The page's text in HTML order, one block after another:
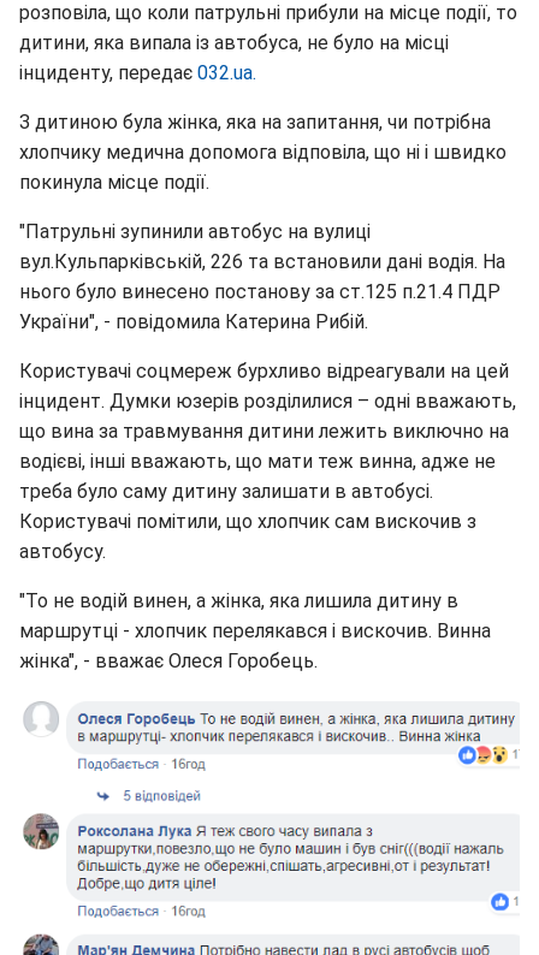
розповіла, що коли патрульні прибули на місце події, то
дитини, яка випала із автобуса, не було на місці
інциденту, передає 032.ua.
З дитиною була жінка, яка на запитання, чи потрібна
хлопчику медична допомога відповіла, що ні і швидко
покинула місце події.
"Патрульні зупинили автобус на вулиці
вул.Кульпарківській, 226 та встановили дані водія. На
нього було винесено постанову за ст.125 п.21.4 ПДР
України", - повідомила Катерина Рибій.
Користувачі соцмереж бурхливо відреагували на цей
інцидент. Думки юзерів розділилися – одні вважають,
що вина за травмування дитини лежить виключно на
водієві, інші вважають, що мати теж винна, адже не
треба було саму дитину залишати в автобусі.
Користувачі помітили, що хлопчик сам вискочив з
автобусу.
"То не водій винен, а жінка, яка лишила дитину в
маршрутці - хлопчик перелякався і вискочив. Винна
жінка", - вважає Олеся Горобець.